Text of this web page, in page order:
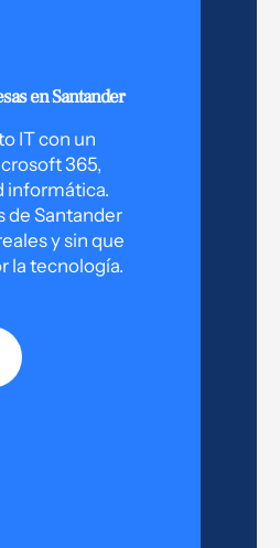
en Santander
IT con un
365,
informática.
de Santander
y sin que
la tecnología.